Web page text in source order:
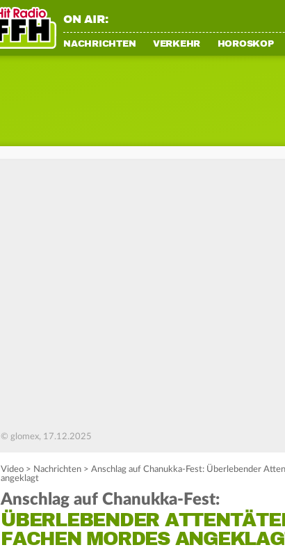
ON AIR:
NACHRICHTEN VERKEHR HOROSKOP
© glomex, 17.12.2025
Video > Nachrichten > Anschlag auf Chanukka-Fest: Überlebender
angeklagt
Anschlag auf Chanukka-Fest:
ÜBERLEBENDER
FACHEN MORDES